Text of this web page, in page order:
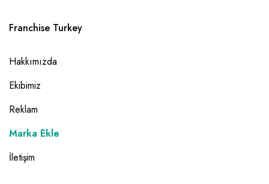
Franchise Turkey
Hakkımızda
Ekibimiz
Reklam
Marka Ekle
İletişim